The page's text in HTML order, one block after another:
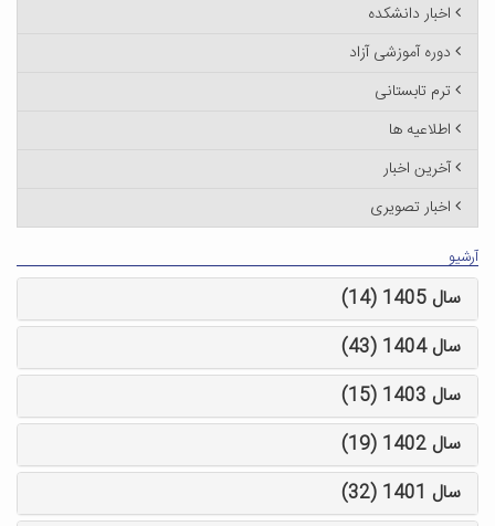
اخبار دانشکده
دوره آموزشی آزاد
ترم تابستانی
اطلاعیه ها
آخرین اخبار
اخبار تصویری
آرشیو
سال 1405 (14)
سال 1404 (43)
سال 1403 (15)
سال 1402 (19)
سال 1401 (32)